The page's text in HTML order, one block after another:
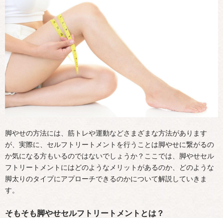
セルフトリートメントで脚やせを成功させるためには？
セルフトリートメントを行うタイミングについて
セルフトリートメントは楽な姿勢で行う
セルトリートメントを行う適切な時間帯
脚やせセルフトリーテントはお風呂で行うのもおすす
本格的に脚やせに取り組むならセルフトリートメント＋エ
ステがおすすめ
技術を採用！
「セルフトリートメント」×「プロの施術」で効率よく美脚
を目指そう
脚やせの方法には、筋トレや運動などさまざまな方法があります
が、実際に、セルフトリートメントを行うことは脚やせに繋がるの
か気になる方もいるのではないでしょうか？ここでは、脚やせセル
フトリートメントにはどのようなメリットがあるのか、どのような
脚太りのタイプにアプローチできるのかについて解説していきま
す。
そもそも脚やせセルフトリートメントとは？